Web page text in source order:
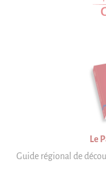
Le
Le
Guide régional de